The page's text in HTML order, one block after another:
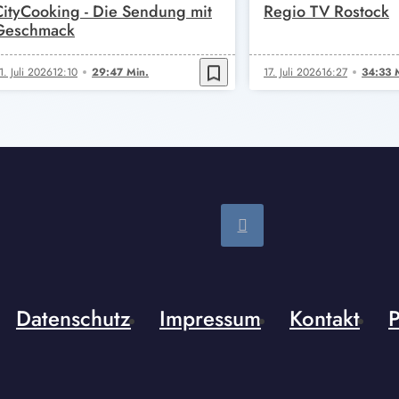
- Die Sendung mit
Juli 202612:10 29:47 Min. bookmark_border
Regio TV Rostock
17. Juli 202616:27 34:33
Datenschutz Impressum Kontakt